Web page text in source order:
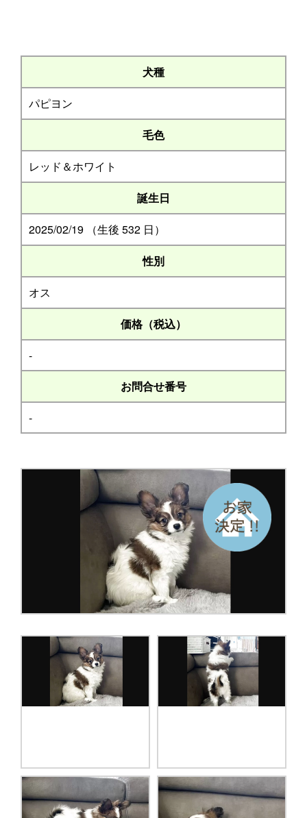
犬種
パピヨン
毛色
レッド＆ホワイト
誕生日
2025/02/19 （生後 532 日）
性別
オス
価格（税込）
-
お問合せ番号
-